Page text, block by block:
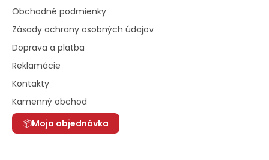
Obchodné podmienky
Zásady ochrany osobných údajov
Doprava a platba
Reklamácie
Kontakty
Kamenný obchod
Moja objednávka